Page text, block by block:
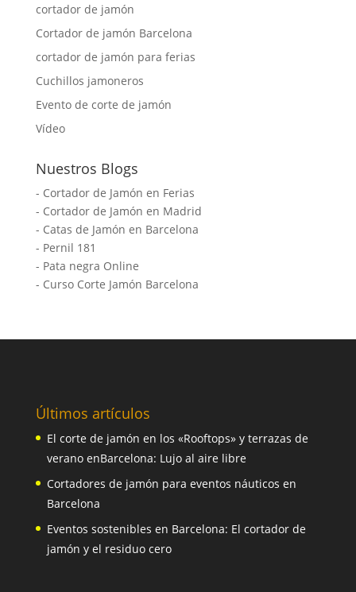
cortador de jamón
Cortador de jamón Barcelona
cortador de jamón para ferias
Cuchillos jamoneros
Evento de corte de jamón
Vídeo
Nuestros Blogs
- Cortador de Jamón en Ferias
- Cortador de Jamón en Madrid
- Catas de Jamón en Barcelona
- Pernil 181
- Pata negra Online
- Curso Corte Jamón Barcelona
Últimos artículos
El corte de jamón en los «Rooftops» y terrazas de
verano enBarcelona: Lujo al aire libre
Cortadores de jamón para eventos náuticos en
Barcelona
Eventos sostenibles en Barcelona: El cortador de
jamón y el residuo cero